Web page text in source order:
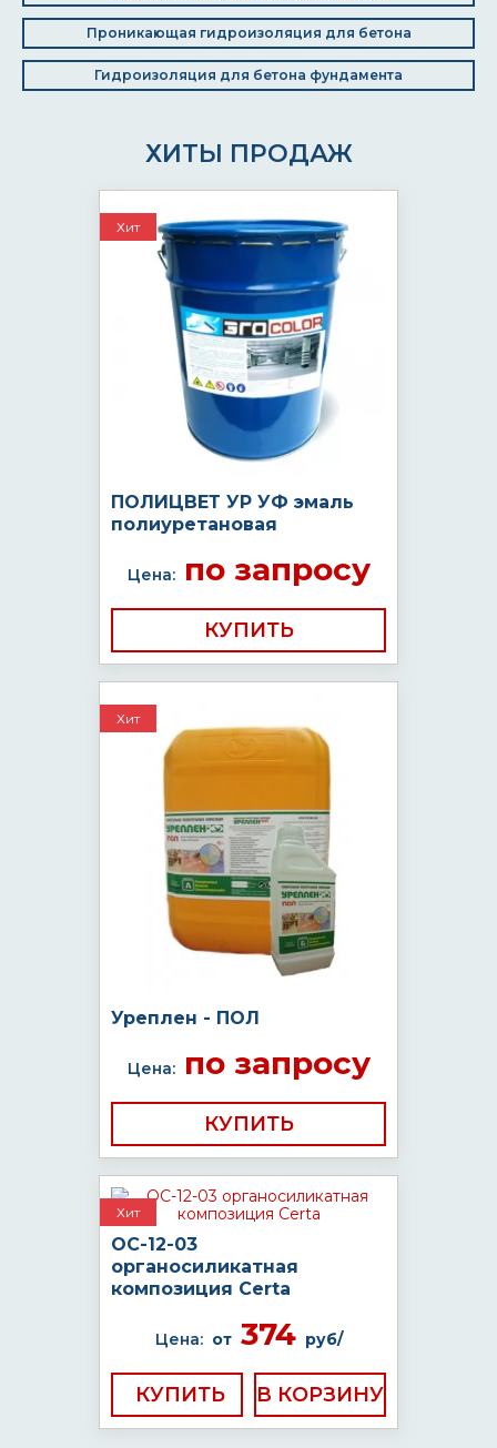
Проникающая гидроизоляция для бетона
Гидроизоляция для бетона фундамента
ХИТЫ ПРОДАЖ
Хит
ПОЛИЦВЕТ УР УФ эмаль
полиуретановая
Цена:по запросу
КУПИТЬ
Хит
Уреплен - ПОЛ
Цена:по запросу
КУПИТЬ
Хит
ОС-12-03
органосиликатная
композиция Certa
Цена: от374 руб/
КУПИТЬ